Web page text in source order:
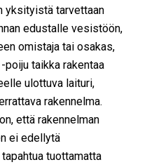
yksityistä tarvettaan
edustalle vesistöön,
omistaja tai osakas,
taikka rakentaa
ulottuva laituri,
rakennelma.
että rakennelman
ei edellytä
tuottamatta